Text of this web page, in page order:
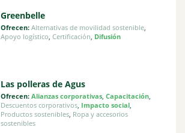
Greenbelle
Ofrecen: Alternativas de movilidad sostenible,
Apoyo logístico, Certificación, Difusión
Las polleras de Agus
Ofrecen: Alianzas corporativas, Capacitación,
Descuentos corporativos, Impacto social,
Productos sostenibles, Ropa y accesorios
sostenibles